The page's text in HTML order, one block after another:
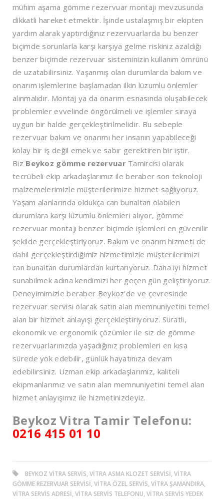
mühim aşama gömme rezervuar montajı mevzusunda
dikkatli hareket etmektir. İşinde ustalaşmış bir ekipten
yardım alarak yaptırdığınız rezervuarlarda bu benzer
biçimde sorunlarla karşı karşıya gelme riskiniz azaldığı
benzer biçimde rezervuar sisteminizin kullanım ömrünü
de uzatabilirsiniz. Yaşanmış olan durumlarda bakım ve
onarım işlemlerine başlamadan ilkin lüzumlu önlemler
alınmalıdır. Montaj ya da onarım esnasında oluşabilecek
problemler evvelinde öngörülmeli ve işlemler sıraya
uygun bir halde gerçekleştirilmelidir. Bu sebeple
rezervuar bakım ve onarımı her insanın yapabileceği
kolay bir iş değil emek ve sabır gerektiren bir iştir.
Biz Beykoz gömme rezervuar Tamircisi olarak
tecrübeli ekip arkadaşlarımız ile beraber son teknoloji
malzemelerimizle müşterilerimize hizmet sağlıyoruz.
Yaşam alanlarında oldukça can bunaltan olabilen
durumlara karşı lüzumlu önlemleri alıyor, gömme
rezervuar montajı benzer biçimde işlemleri en güvenilir
şekilde gerçekleştiriyoruz. Bakım ve onarım hizmeti de
dahil gerçekleştirdiğimiz hizmetimizle müşterilerimizi
can bunaltan durumlardan kurtarıyoruz. Daha iyi hizmet
sunabilmek adına kendimizi her geçen gün geliştiriyoruz.
Deneyimimizle beraber Beykoz’de ve çevresinde
rezervuar servisi olarak satın alan memnuniyetini temel
alan bir hizmet anlayışı gerçekleştiriyoruz. Süratli,
ekonomik ve ergonomik çözümler ile siz de gömme
rezervuarlarınızda yaşadığınız problemleri en kısa
sürede yok edebilir, günlük hayatınıza devam
edebilirsiniz. Uzman ekip arkadaşlarımız, kaliteli
ekipmanlarımız ve satın alan memnuniyetini temel alan
hizmet anlayışımız ile hizmetinizdeyiz.
Beykoz Vitra Tamir Telefonu:
0216 415 01 10
BEYKOZ VITRA SERVIS, VITRA ASMA KLOZET SERVISI, VITRA
GÖMME REZERVUAR SERVISI, VITRA ÖZEL SERVIS, VITRA ŞAMANDIRA,
VITRA SERVIS ADRESI, VITRA SERVIS TELEFONU, VITRA SERVIS YEDEK